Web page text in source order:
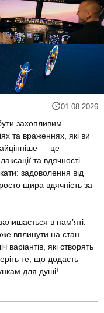
01.08 2026
захопливим
та враженнях, які ви
— це
та вдячності.
задоволення від
щира вдячність за
в пам’яті.
вплинути на стан
які створять
те, що додасть
для душі!